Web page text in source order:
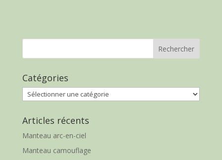
Catégories
Catégories
Articles récents
Manteau arc-en-ciel
Manteau camouflage